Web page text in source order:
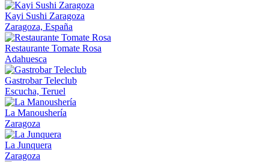
Kayi Sushi Zaragoza
Zaragoza, España
Restaurante Tomate Rosa
Adahuesca
Gastrobar Teleclub
Escucha, Teruel
La Manoushería
Zaragoza
La Junquera
Zaragoza